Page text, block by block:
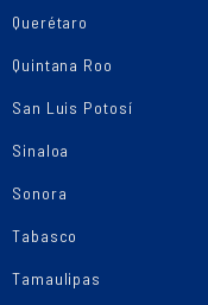
Querétaro
Quintana Roo
San Luis Potosí
Sinaloa
Sonora
Tabasco
Tamaulipas